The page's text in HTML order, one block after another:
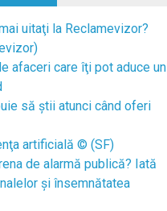
uitaţi la Reclamevizor?
afaceri care îţi pot aduce un
să ştii atunci când oferi
artificială © (SF)
de alarmă publică? Iată
şi însemnătatea